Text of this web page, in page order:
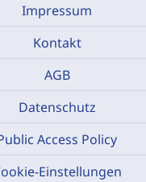
Impressum
Kontakt
AGB
Datenschutz
Access Policy
Einstellungen